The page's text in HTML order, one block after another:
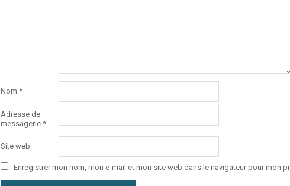
Nom *
Adresse de
messagerie *
Site web
Enregistrer mon nom, mon e-mail et mon site web dans le navigateur pour mon